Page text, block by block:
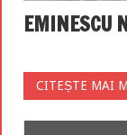
EMINESCU
CITEȘTE MAI